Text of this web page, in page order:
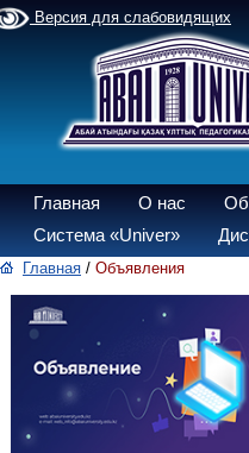
Версия для слабовидящих
Главная О нас
Система «Univer»
Главная / Объявления